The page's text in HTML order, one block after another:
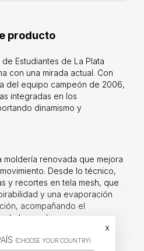
(CHOOSE YOUR COUNTRY)
x
producto
Estudiantes de La Plata
con una mirada actual. Con
del equipo campeón de 2006,
integradas en los
dinamismo y
moldería renovada que mejora
Desde lo técnico,
y recortes en tela mesh, que
y una evaporación
acompañando el
la cancha